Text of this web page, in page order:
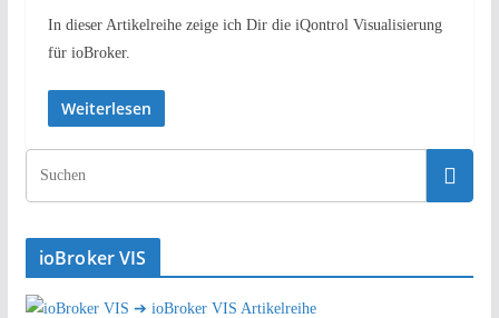
In dieser Artikelreihe zeige ich Dir die iQontrol Visualisierung
für ioBroker.
Weiterlesen
ioBroker VIS
➔ ioBroker VIS Artikelreihe